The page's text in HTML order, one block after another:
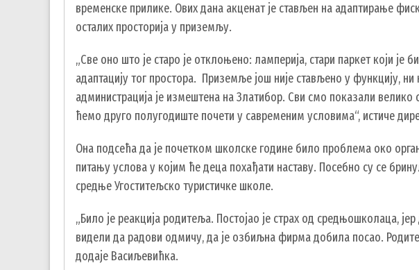
временске прилике. Ових дана акценат је стављен на адаптирање
осталих просторија у приземљу.
„Све оно што је старо је отклоњено: ламперија, стари паркет који
адаптацију тог простора. Приземље још није стављено у функцију,
администрација је измештена на Златибор. Сви смо показали
ћемо друго полугодиште почети у савременим условима“, истиче
Она подсећа да је почетком школске године било проблема око
питању услова у којим ће деца похађати наставу. Посебно су се
средње Угоститељско туристичке школе.
„Било је реакција родитеља. Постојао је страх од средњошколаца,
видели да радови одмичу, да је озбиљна фирма добила посао.
додаје Васиљевићка.